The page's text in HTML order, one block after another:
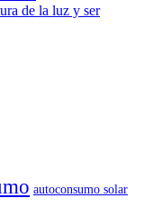
de la luz y ser
autoconsumo solar